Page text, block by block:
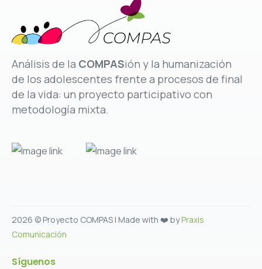
Análisis de la COMPASión y la humanización
de los adolescentes frente a procesos de final
de la vida: un proyecto participativo con
metodología mixta.
2026 © Proyecto COMPAS | Made with ❤️ byPraxis
Comunicación
Síguenos